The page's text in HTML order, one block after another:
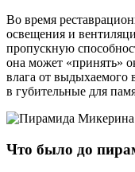
Во время
освещения и
пропускную
она может «принять»
влага от выдыхаемого
в губительные для
Что было до